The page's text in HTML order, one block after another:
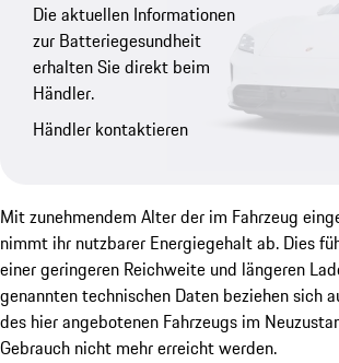
Die aktuellen Informationen
zur Batteriegesundheit
erhalten Sie direkt beim
Händler.
Händler kontaktieren
Mit zunehmendem Alter der im Fahrzeug
nimmt ihr nutzbarer Energiegehalt ab. Dies
einer geringeren Reichweite und längeren
genannten technischen Daten beziehen sich
des hier angebotenen Fahrzeugs im
Gebrauch nicht mehr erreicht werden.